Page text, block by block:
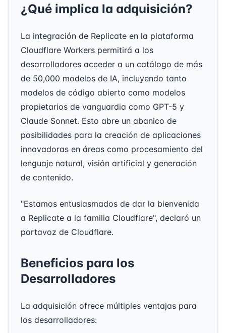
¿Qué implica la adquisición?
La integración de Replicate en la plataforma
Cloudflare Workers permitirá a los
desarrolladores acceder a un catálogo de más
de 50,000 modelos de IA, incluyendo tanto
modelos de código abierto como modelos
propietarios de vanguardia como GPT-5 y
Claude Sonnet. Esto abre un abanico de
posibilidades para la creación de aplicaciones
innovadoras en áreas como procesamiento del
lenguaje natural, visión artificial y generación
de contenido.
"Estamos entusiasmados de dar la bienvenida
a Replicate a la familia Cloudflare", declaró un
portavoz de Cloudflare.
Beneficios para los
Desarrolladores
La adquisición ofrece múltiples ventajas para
los desarrolladores: